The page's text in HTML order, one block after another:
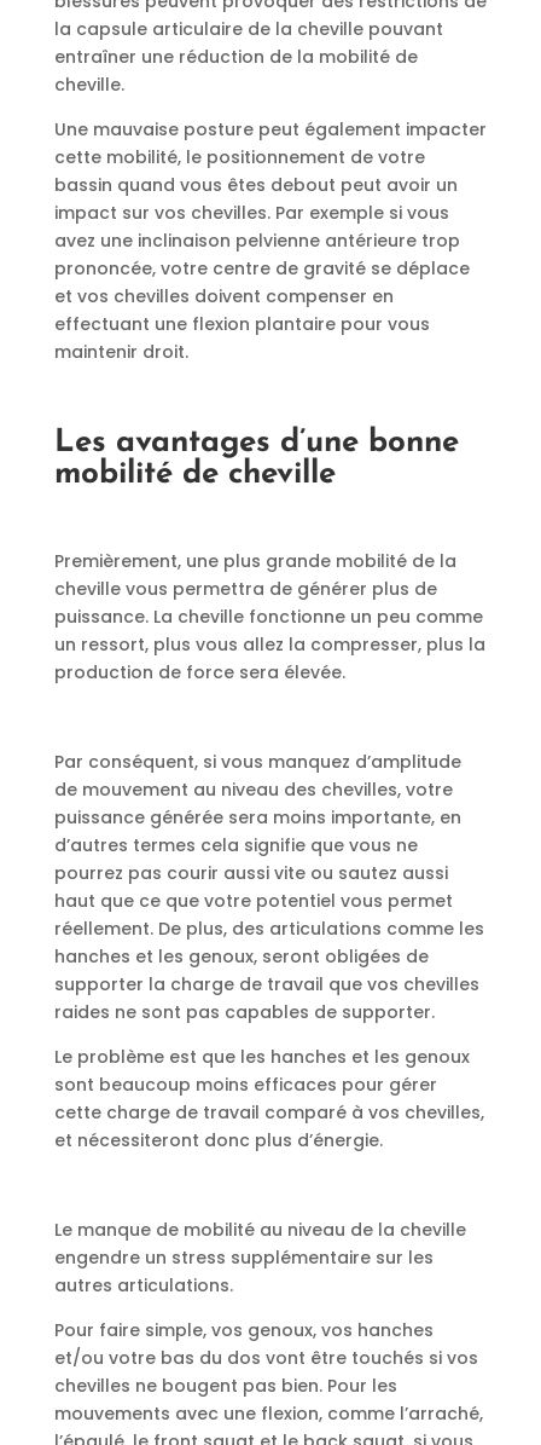
la capsule articulaire de la cheville pouvant
entraîner une réduction de la mobilité de
cheville.
Une mauvaise posture peut également impacter
cette mobilité, le positionnement de votre
bassin quand vous êtes debout peut avoir un
impact sur vos chevilles. Par exemple si vous
avez une inclinaison pelvienne antérieure trop
prononcée, votre centre de gravité se déplace
et vos chevilles doivent compenser en
effectuant une flexion plantaire pour vous
maintenir droit.
Les avantages d’une bonne
mobilité de cheville
Premièrement, une plus grande mobilité de la
cheville vous permettra de générer plus de
puissance. La cheville fonctionne un peu comme
un ressort, plus vous allez la compresser, plus la
production de force sera élevée.
Par conséquent, si vous manquez d’amplitude
de mouvement au niveau des chevilles, votre
puissance générée sera moins importante, en
d’autres termes cela signifie que vous ne
pourrez pas courir aussi vite ou sautez aussi
haut que ce que votre potentiel vous permet
réellement. De plus, des articulations comme les
hanches et les genoux, seront obligées de
supporter la charge de travail que vos chevilles
raides ne sont pas capables de supporter.
Le problème est que les hanches et les genoux
sont beaucoup moins efficaces pour gérer
cette charge de travail comparé à vos chevilles,
et nécessiteront donc plus d’énergie.
Le manque de mobilité au niveau de la cheville
engendre un stress supplémentaire sur les
autres articulations.
Pour faire simple, vos genoux, vos hanches
et/ou votre bas du dos vont être touchés si vos
chevilles ne bougent pas bien. Pour les
mouvements avec une flexion, comme l’arraché,